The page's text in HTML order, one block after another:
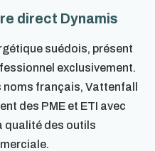
direct Dynamis
suédois, présent
exclusivement.
français, Vattenfall
des PME et ETI avec
qualité des outils